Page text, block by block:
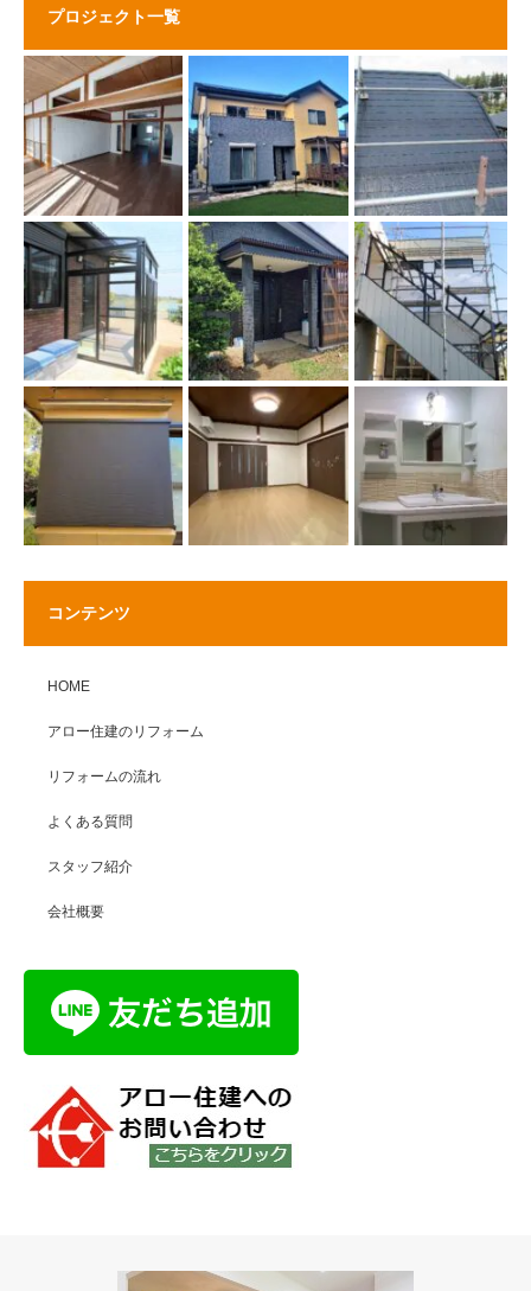
プロジェクト一覧
コンテンツ
HOME
アロー住建のリフォーム
リフォームの流れ
よくある質問
スタッフ紹介
会社概要